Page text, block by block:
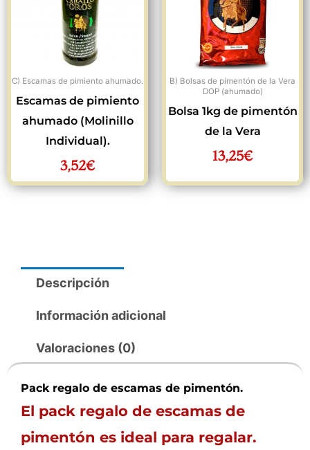
C) Escamas de pimiento ahumado.
Escamas de pimiento
ahumado (Molinillo
Individual).
3,52€
B) Bolsas de pimentón de la Vera
DOP (ahumado)
Bolsa 1kg de pimentón
de la Vera
13,25€
Descripción
Información adicional
Valoraciones (0)
Pack regalo de escamas de pimentón.
El pack regalo de escamas de
pimentón es ideal para regalar.